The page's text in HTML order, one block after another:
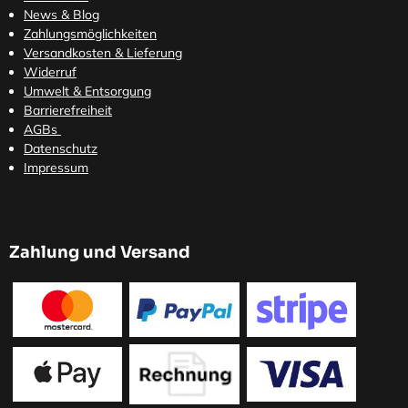
News & Blog
Zahlungsmöglichkeiten
Versandkosten & Lieferung
Widerruf
Umwelt & Entsorgung
Barrierefreiheit
AGBs
Datenschutz
Impressum
Zahlung und Versand